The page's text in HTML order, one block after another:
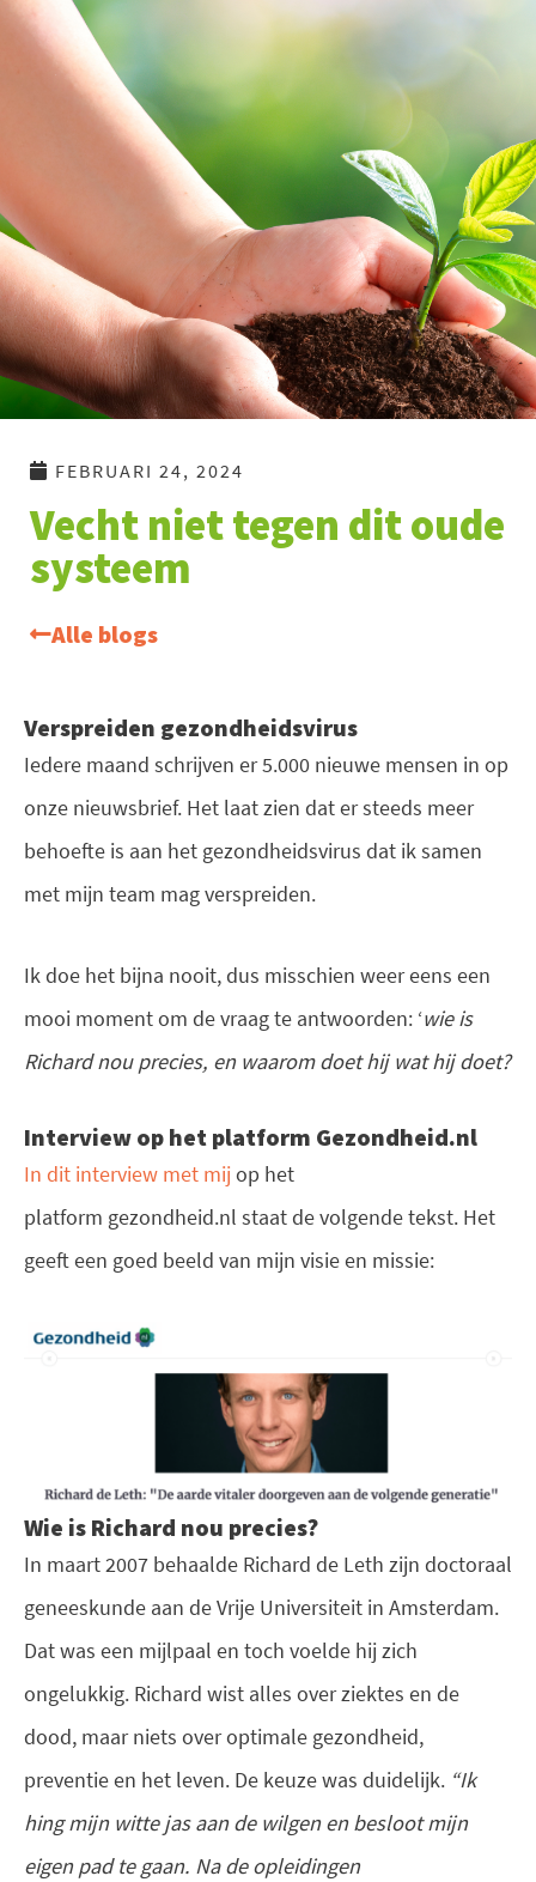
Ga
FEBRUARI 24, 2024
Vecht niet tegen dit oude
systeem
Alle blogs
Verspreiden gezondheidsvirus
Iedere maand schrijven er 5.000 nieuwe mensen in op
onze nieuwsbrief. Het laat zien dat er steeds meer
behoefte is aan het gezondheidsvirus dat ik samen
met mijn team mag verspreiden.
Ik doe het bijna nooit, dus misschien weer eens een
mooi moment om de vraag te antwoorden: ‘wie is
Richard nou precies, en waarom doet hij wat hij doet?
Interview op het platform Gezondheid.nl
In dit interview met mij op het
platform gezondheid.nl staat de volgende tekst. Het
geeft een goed beeld van mijn visie en missie:
Wie is Richard nou precies?
In maart 2007 behaalde Richard de Leth zijn doctoraal
geneeskunde aan de Vrije Universiteit in Amsterdam.
Dat was een mijlpaal en toch voelde hij zich
ongelukkig. Richard wist alles over ziektes en de
dood, maar niets over optimale gezondheid,
preventie en het leven. De keuze was duidelijk. “Ik
hing mijn witte jas aan de wilgen en besloot mijn
eigen pad te gaan. Na de opleidingen